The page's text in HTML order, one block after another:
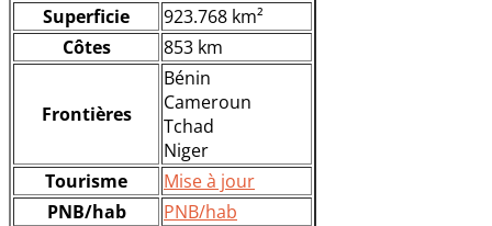
Superficie
923.768 km²
Côtes
853 km
Frontières
Bénin
Cameroun
Tchad
Niger
Tourisme
Mise à jour
PNB/hab
PNB/hab